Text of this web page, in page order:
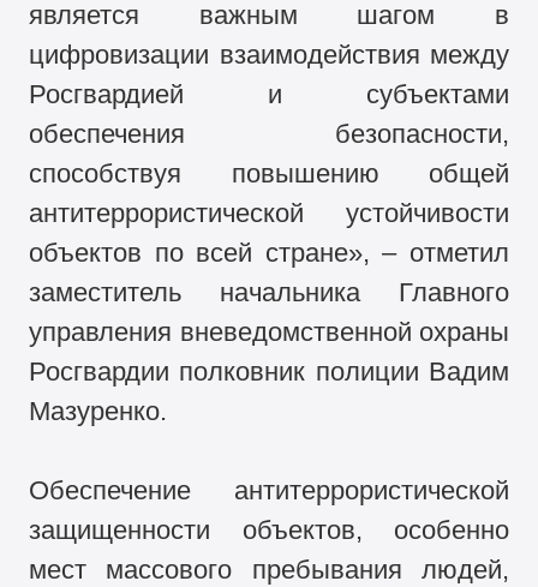
является важным шагом в
цифровизации взаимодействия между
Росгвардией и субъектами
обеспечения безопасности,
способствуя повышению общей
антитеррористической устойчивости
объектов по всей стране», – отметил
заместитель начальника Главного
управления вневедомственной охраны
Росгвардии полковник полиции Вадим
Мазуренко.
Обеспечение антитеррористической
защищенности объектов, особенно
мест массового пребывания людей,